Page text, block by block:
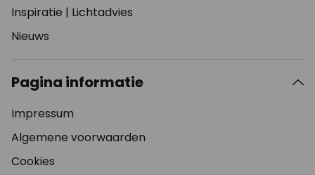
Inspiratie | Lichtadvies
Nieuws
Pagina informatie
Impressum
Algemene voorwaarden
Cookies